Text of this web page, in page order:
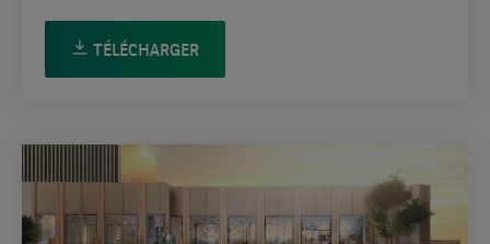
TÉLÉCHARGER